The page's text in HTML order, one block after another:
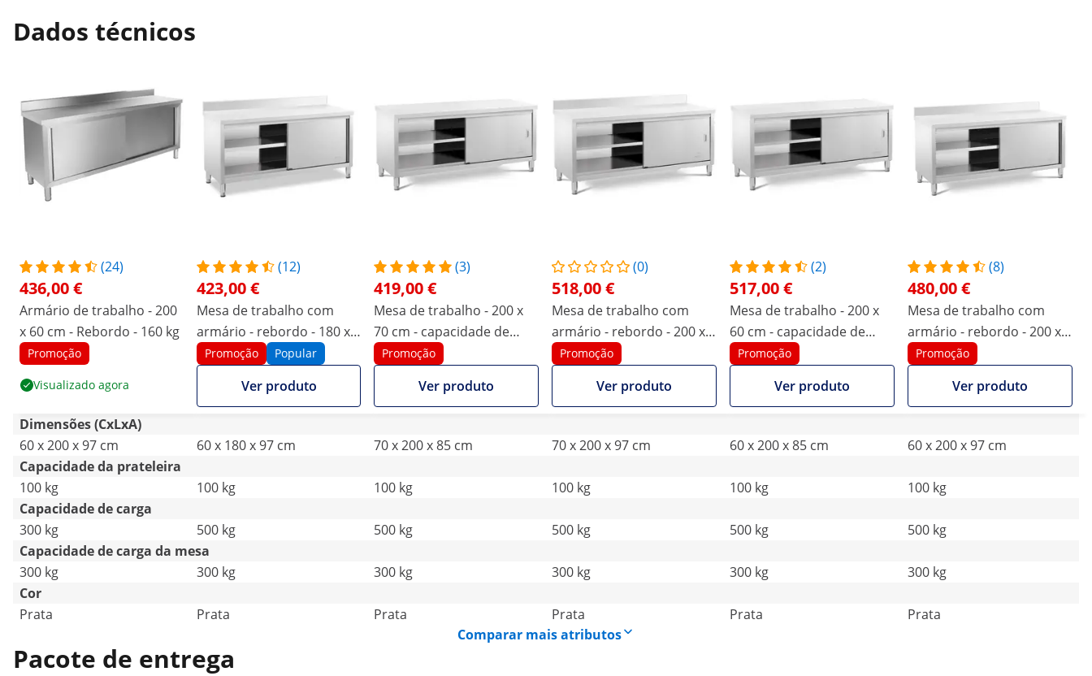
Dados técnicos
(24)
436,00 €
Armário de trabalho - 200
x 60 cm - Rebordo - 160 kg
Promoção
Visualizado agora
(12)
423,00 €
Mesa de trabalho com
armário - rebordo - 180 x
60 cm - 600 kg
Promoção Popular
Ver produto
(3)
419,00 €
Mesa de trabalho - 200 x
70 cm - capacidade de
peso 600 kg
Promoção
Ver produto
(0)
518,00 €
Mesa de trabalho com
armário - rebordo - 200 x
70 cm - 600 kg
Promoção
Ver produto
(2)
517,00 €
Mesa de trabalho - 200 x
60 cm - capacidade de
carga 600 kg
Promoção
Ver produto
(8)
480,00 €
Mesa de trabalho com
armário - rebordo - 200 x
60 cm - 600 kg
Promoção
Ver produto
Dimensões (CxLxA)
60 x 200 x 97 cm
60 x 180 x 97 cm 70 x 200 x 85 cm 70 x 200 x 97 cm 60 x 200 x 85 cm
60 x 200 x 97 cm
Capacidade da prateleira
100 kg
100 kg 100 kg 100 kg 100 kg
100 kg
Capacidade de carga
300 kg
500 kg 500 kg 500 kg 500 kg
500 kg
Capacidade de carga da mesa
300 kg
300 kg 300 kg 300 kg 300 kg
300 kg
Cor
Prata
Prata Prata Prata Prata
Prata
Comparar mais atributos
Pacote de entrega